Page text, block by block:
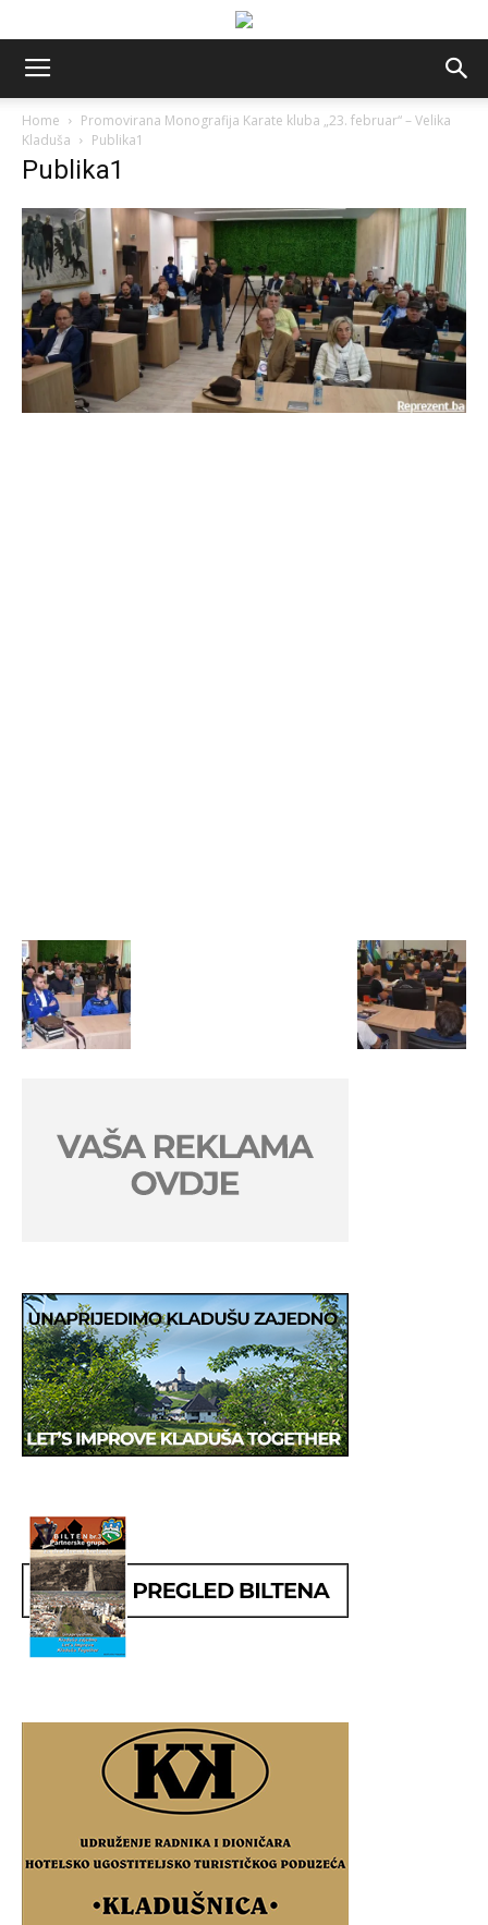
Home
Promovirana Monografija Karate kluba „23. februar“ – Velika
Kladuša
Publika1
Publika1